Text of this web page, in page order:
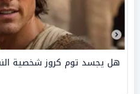
هل يجسد توم كروز شخصية